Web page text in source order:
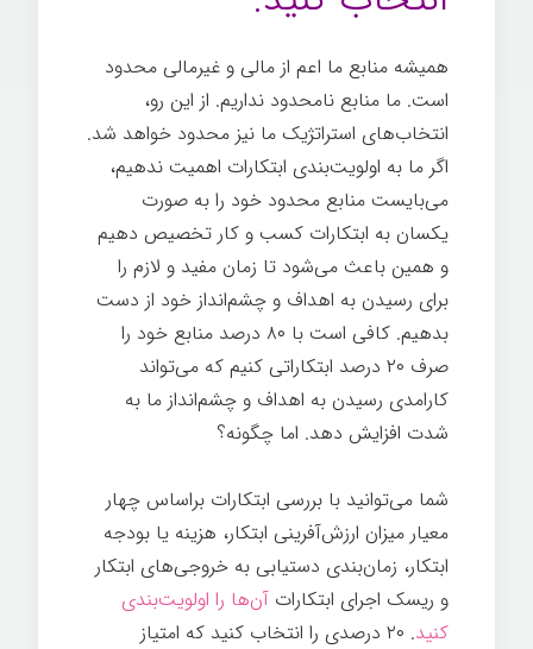
همیشه منابع ما اعم از مالی و غیرمالی محدود
است. ما منابع نامحدود نداریم. از این رو،
انتخاب‌های استراتژیک ما نیز محدود خواهد شد.
اگر ما به اولویت‌بندی ابتکارات اهمیت ندهیم،
می‌بایست منابع محدود خود را به صورت
یکسان به ابتکارات کسب و کار تخصیص دهیم
و همین باعث می‌شود تا زمان مفید و لازم را
برای رسیدن به اهداف و چشم‌انداز خود از دست
بدهیم. کافی است با ۸۰ درصد منابع خود را
صرف ۲۰ درصد ابتکاراتی کنیم که می‌تواند
کارامدی رسیدن به اهداف و چشم‌انداز ما به
شدت افزایش دهد. اما چگونه؟
شما می‌توانید با بررسی ابتکارات براساس چهار
معیار میزان ارزش‌آفرینی ابتکار، هزینه یا بودجه
ابتکار، زمان‌بندی دستیابی به خروجی‌های ابتکار
و ریسک اجرای ابتکارات آن‌ها را اولویت‌بندی
کنید
. ۲۰ درصدی را انتخاب کنید که امتیاز